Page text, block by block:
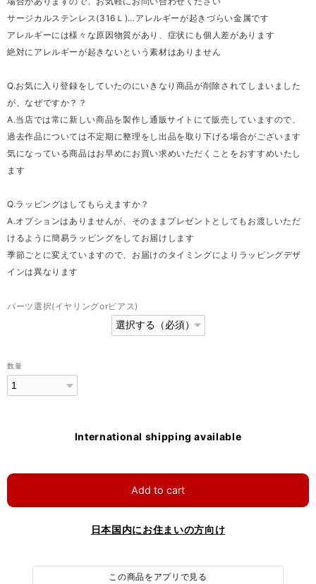
サージカルステンレス(316Ｌ)…アレルギーが起きづらい金属です
アレルギーには様々な原因物質があり、症状にも個人差があります
絶対にアレルギーが起きないという素材はありません
Q.お気に入り登録をしていたのにいきなり商品が削除されてしまいました
が、なぜですか？？
A.当店では常に新しい商品を製作し通販サイトにて販売していますので、
過去作品については不定期に整理をし出品を取り下げる場合がございます
気になっている商品はお早めにお買い求めいただくことをおすすめいたし
ます
Q.ラッピングはしてもらえますか？
A.オプションはありませんが、そのままプレゼントとしてもお渡しいただ
けるように簡易ラッピングをしてお届けします
季節ごとに変えていますので、お届けのタイミングによりラッピングデザ
インは異なります
パーツ選択(イヤリングorピアス)
数量
International shipping available
Add to cart
日本国内にお住まいの方向け
この商品をアプリで見る